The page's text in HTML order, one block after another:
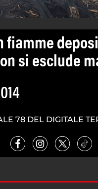
fiamme
si esclude
78 DEL DIGITALE